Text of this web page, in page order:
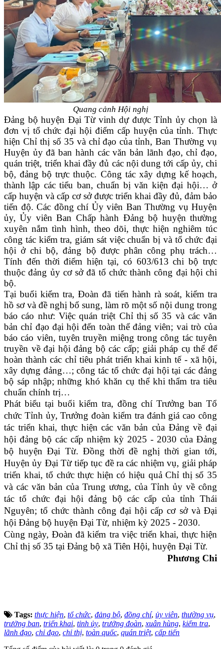
Quang cảnh Hội nghị
Đảng bộ huyện Đại Từ vinh dự được Tỉnh ủy chọn là
đơn vị tổ chức đại hội điểm cấp huyện của tỉnh. Thực
hiện Chỉ thị số 35 và chỉ đạo của tỉnh, Ban Thường vụ
Huyện ủy đã ban hành các văn bản lãnh đạo, chỉ đạo,
quán triệt, triển khai đầy đủ các nội dung tới cấp ủy, chi
bộ, đảng bộ trực thuộc. Công tác xây dựng kế hoạch,
thành lập các tiểu ban, chuẩn bị văn kiện đại hội… ở
cấp huyện và cấp cơ sở được triển khai đầy đủ, đảm bảo
tiến độ. Các đồng chí Ủy viên Ban Thường vụ Huyện
ủy, Ủy viên Ban Chấp hành Đảng bộ huyện thường
xuyên nắm tình hình, theo dõi, thực hiện nghiêm túc
công tác kiểm tra, giám sát việc chuẩn bị và tổ chức đại
hội ở chi bộ, đảng bộ được phân công phụ trách…
Tính đến thời điểm hiện tại, có 603/613 chi bộ trực
thuộc đảng ủy cơ sở đã tổ chức thành công đại hội chi
bộ.
Tại buổi kiểm tra, Đoàn đã tiến hành rà soát, kiểm tra
hồ sơ và đề nghị bổ sung, làm rõ một số nội dung trong
báo cáo như: Việc quán triệt Chỉ thị số 35 và các văn
bản chỉ đạo đại hội đến toàn thể đảng viên; vai trò của
báo cáo viên, tuyên truyền miệng trong công tác tuyên
truyền về đại hội đảng bộ các cấp; giải pháp cụ thể để
hoàn thành các chỉ tiêu phát triển khai kinh tế - xã hội,
xây dựng đảng…; công tác tổ chức đại hội tại các đảng
bộ sáp nhập; những khó khăn cụ thể khi thẩm tra tiêu
chuẩn chính trị…
Phát biểu tại buổi kiểm tra, đồng chí Trưởng ban Tổ
chức Tỉnh ủy,Trưởng đoàn kiểm tra đánh giá cao công
tác triển khai, thực hiệncác văn bản của Đảng về đại
hội đảng bộ các cấp nhiệm kỳ 2025 - 2030 của Đảng
bộ huyện Đại Từ. Đồng thời đề nghị thời gian tới,
Huyện ủy Đại Từ tiếp tục đề ra các nhiệm vụ, giải pháp
triển khai, tổ chức thực hiện có hiệu quả Chỉ thị số 35
và các văn bản của Trung ương, của Tỉnh ủy về công
tác tổ chức đại hội đảng bộ các cấp của tỉnh Thái
Nguyên; tổ chức thành công đại hội cấp cơ sở và Đại
hội Đảng bộ huyện Đại Từ, nhiệm kỳ 2025 - 2030.
Cùng ngày, Đoàn đã kiểm tra việc triển khai, thực hiện
Chỉ thị số 35 tại Đảng bộ xã Tiên Hội, huyện Đại Từ.
Phương Chi
Tags: thực hiện, tổ chức, đảng bộ, đồng chí, ủy viên, thường vụ,
trưởng ban, triển khai, tỉnh ủy, trưởng đoàn,xuân hùng, kiểm tra,
lãnh đạo, chỉ đạo, chỉ thị, toàn quốc, quán triệt, cấp tiến